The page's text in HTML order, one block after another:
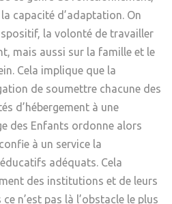
capacité d’adaptation. On
la volonté de travailler
mais aussi sur la famille et le
Cela implique que la
de soumettre chacune des
d’hébergement à une
des Enfants ordonne alors
à un service la
adéquats. Cela
des institutions et de leurs
n’est pas là l’obstacle le plus